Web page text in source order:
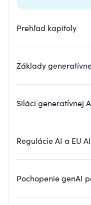
Prehľad kapitoly
Základy
Siláci generatívnej
Regulácie AI a EU
Pochopenie genAI